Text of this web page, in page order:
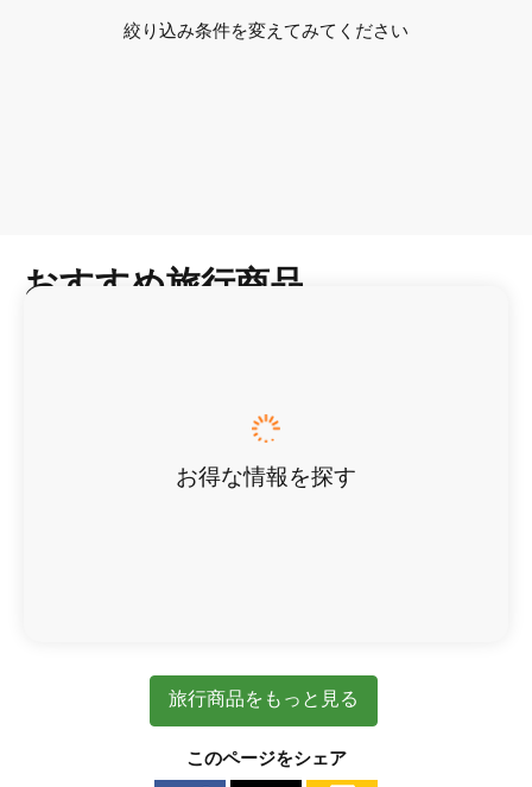
絞り込み条件を変えてみてください
おすすめ旅行商品
お得な情報を探す
旅行商品をもっと見る
このページをシェア